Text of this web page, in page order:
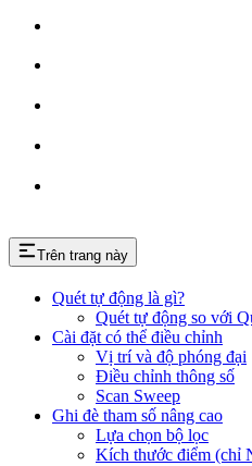
Trên trang này
Quét tự động là gì?
Quét tự động so với
Cài đặt có thể điều chỉnh
Vị trí và độ phóng đại
Điều chỉnh thông số
Scan Sweep
Ghi đè tham số nâng cao
Lựa chọn bộ lọc
Kích thước điểm (chỉ